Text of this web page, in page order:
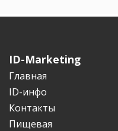
ID-Marketing
Главная
ID-инфо
Контакты
Пищевая